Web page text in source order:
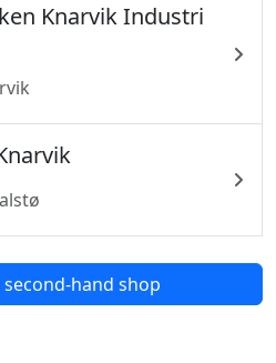
Knarvik Industri
second-hand shop